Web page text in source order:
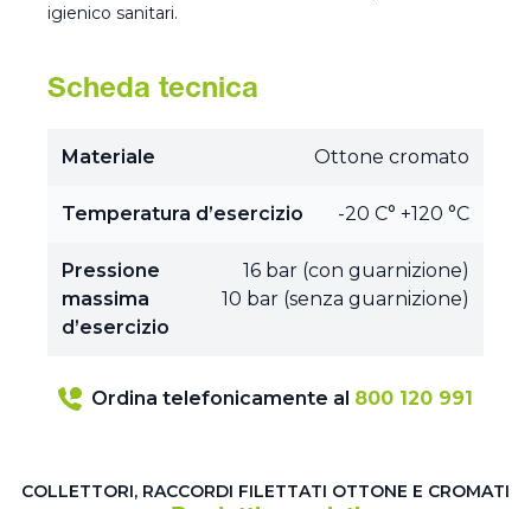
igienico sanitari.
Scheda tecnica
Materiale Ottone cromato
Temperatura d’esercizio -20 C° +120 °C
Pressione
massima
d’esercizio
16 bar (con guarnizione)
10 bar (senza guarnizione)
Ordina telefonicamente al 800 120 991
COLLETTORI, RACCORDI FILETTATI OTTONE E CROMATI